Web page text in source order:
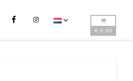
INSTAGRAM
€ 0,00